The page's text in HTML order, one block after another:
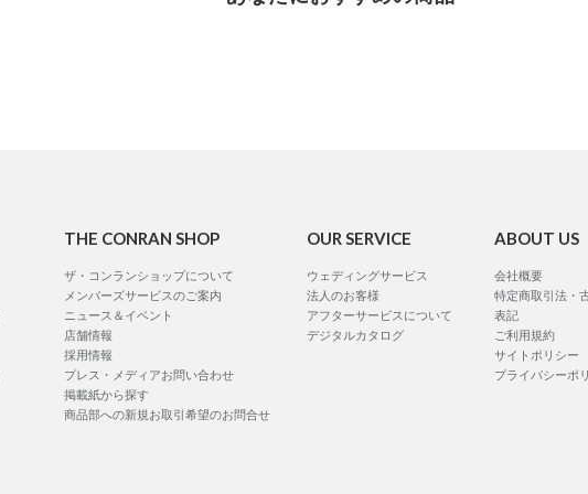
THE CONRAN SHOP
ザ・コンランショップについて
メンバーズサービスのご案内
ニュース＆イベント
店舗情報
採用情報
プレス・メディアお問い合わせ
掲載紙から探す
商品部への新規お取引希望のお問合せ
OUR SERVICE
ウェディングサービス
法人のお客様
アフターサービスについて
デジタルカタログ
ABOUT US
会社概要
特定商取引法・
表記
ご利用規約
サイトポリシー
プライバシーポ